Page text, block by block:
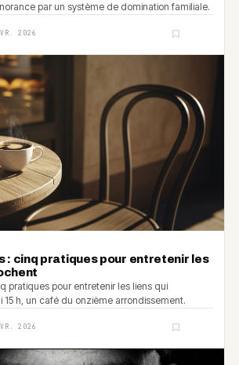
par un système de domination familiale.
2026
: cinq pratiques pour entretenir les
pratiques pour entretenir les liens qui
h, un café du onzième arrondissement.
2026